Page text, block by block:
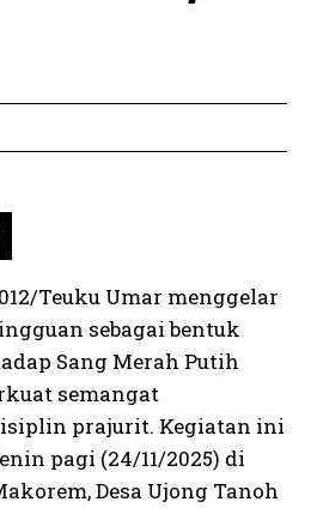
Teuku Umar menggelar
sebagai bentuk
Sang Merah Putih
semangat
prajurit. Kegiatan ini
pagi (24/11/2025) di
Desa Ujong Tanoh